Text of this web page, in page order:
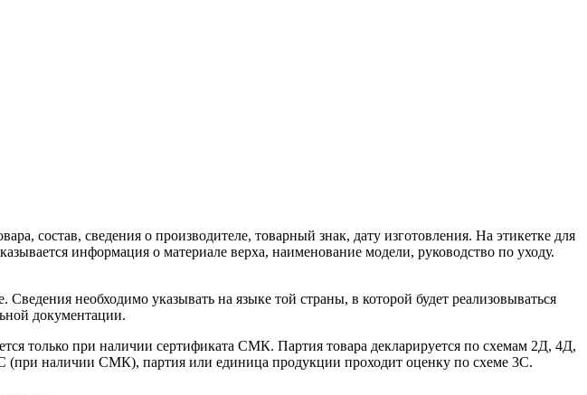
состав, сведения о производителе, товарный знак, дату изготовления. На этикетке для
информация о материале верха, наименование модели, руководство по уходу.
необходимо указывать на языке той страны, в которой будет реализовываться
документации.
только при наличии сертификата СМК. Партия товара декларируется по схемам 2Д, 4Д,
наличии СМК), партия или единица продукции проходит оценку по схеме 3С.